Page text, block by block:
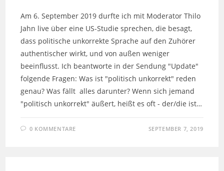
Am 6. September 2019 durfte ich mit Moderator Thilo
Jahn live über eine US-Studie sprechen, die besagt,
dass politische unkorrekte Sprache auf den Zuhörer
authentischer wirkt, und von außen weniger
beeinflusst. Ich beantworte in der Sendung "Update"
folgende Fragen: Was ist "politisch unkorrekt" reden
genau? Was fällt alles darunter? Wenn sich jemand
"politisch unkorrekt" äußert, heißt es oft - der/die ist…
0 KOMMENTARE SEPTEMBER 7, 2019